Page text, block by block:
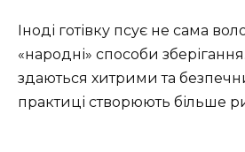
Іноді готівку псує не сама
«народні» способи
здаються хитрими та
практиці створюють більше